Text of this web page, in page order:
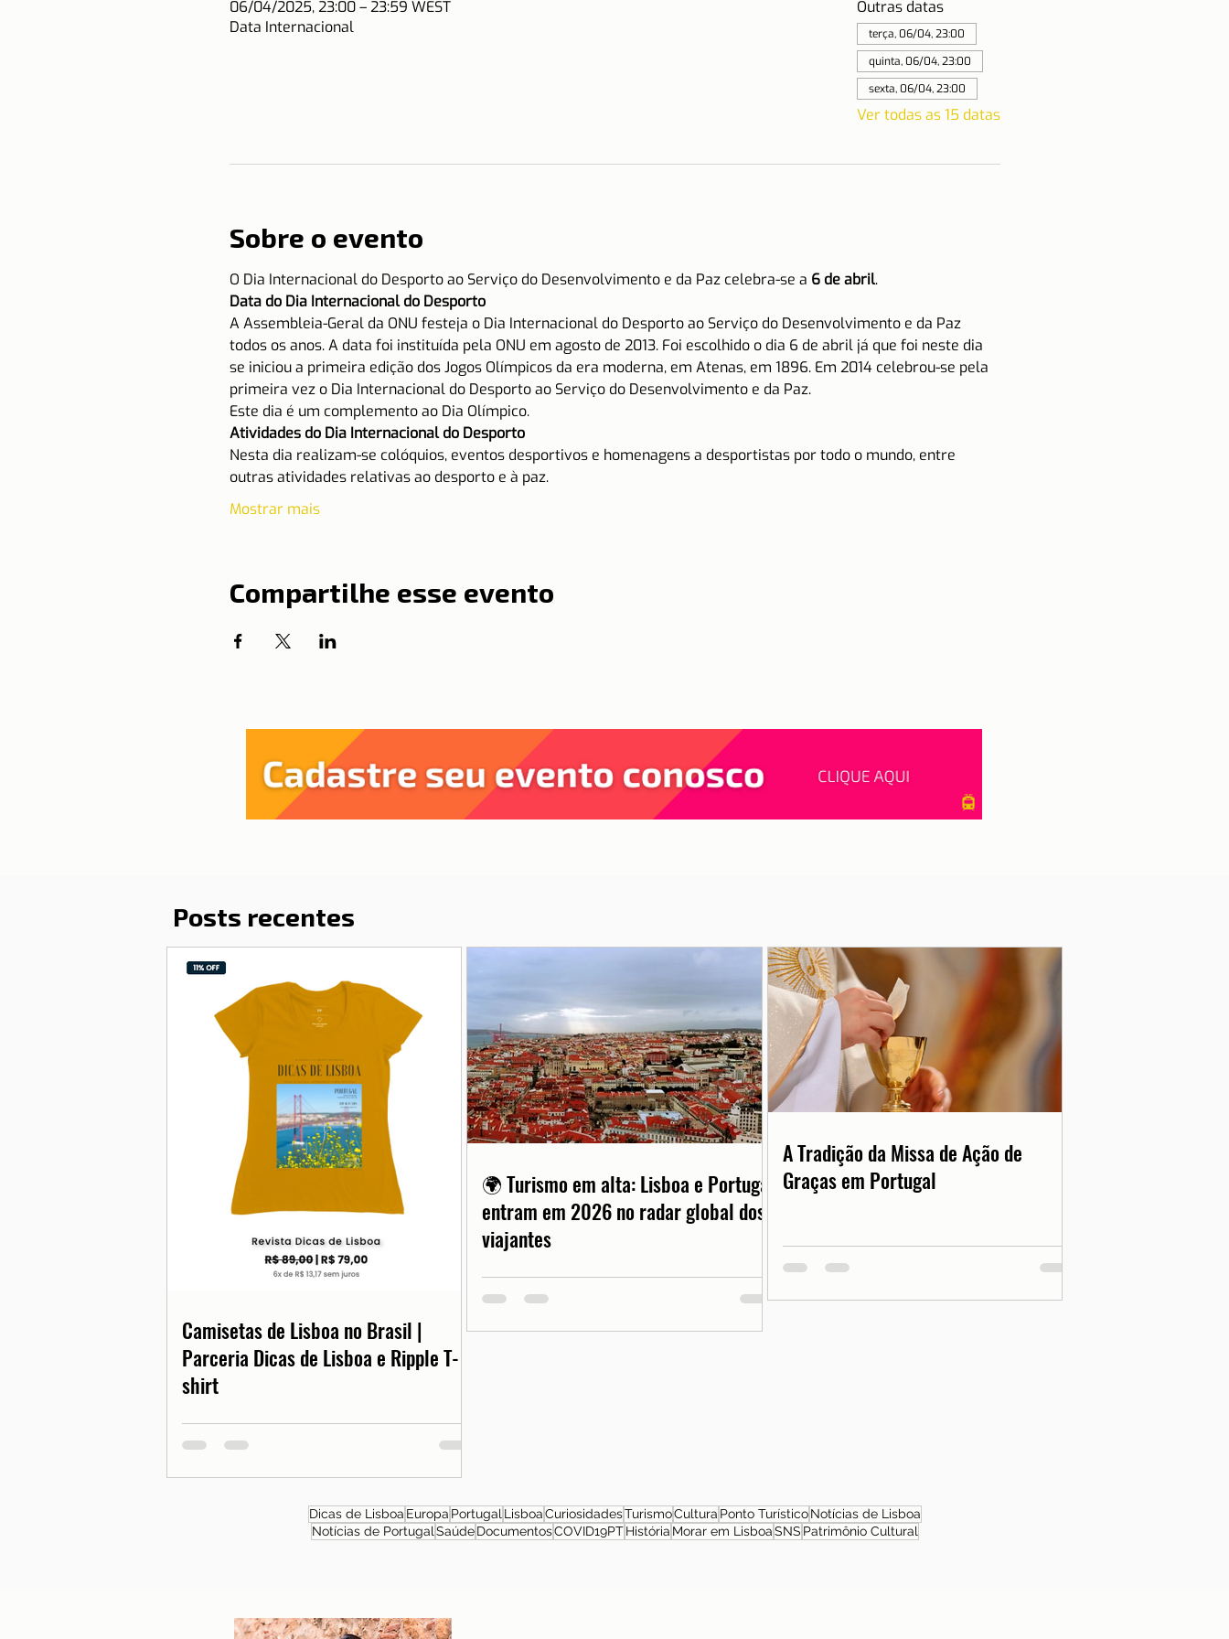
06/04/2025, 23:00 – 23:59 WEST
Data Internacional
Outras datas
terça, 06/04, 23:00
quinta, 06/04, 23:00
sexta, 06/04, 23:00
Ver todas as 15 datas
Sobre o evento
O Dia Internacional do Desporto ao Serviço do Desenvolvimento e da Paz celebra-se a 6 de abril.
Data do Dia Internacional do Desporto
A Assembleia-Geral da ONU festeja o Dia Internacional do Desporto ao Serviço do Desenvolvimento e da Paz
todos os anos. A data foi instituída pela ONU em agosto de 2013. Foi escolhido o dia 6 de abril já que foi neste dia
se iniciou a primeira edição dos Jogos Olímpicos da era moderna, em Atenas, em 1896. Em 2014 celebrou-se pela
primeira vez o Dia Internacional do Desporto ao Serviço do Desenvolvimento e da Paz.
Este dia é um complemento ao Dia Olímpico.
Atividades do Dia Internacional do Desporto
Nesta dia realizam-se colóquios, eventos desportivos e homenagens a desportistas por todo o mundo, entre
outras atividades relativas ao desporto e à paz.
Mostrar mais
Compartilhe esse evento
Posts recentes
Camisetas de Lisboa no Brasil |
Parceria Dicas de Lisboa e Ripple T-
shirt
🌍 Turismo em alta: Lisboa e Portugal
entram em 2026 no radar global dos
viajantes
A Tradição da Missa de Ação de
Graças em Portugal
Dicas de Lisboa Europa Portugal LisboaCuriosidadesTurismoCultura Ponto Turístico Notícias de Lisboa
Notícias de Portugal Saúde DocumentosCOVID19PT História Morar em LisboaSNS Patrimônio Cultural